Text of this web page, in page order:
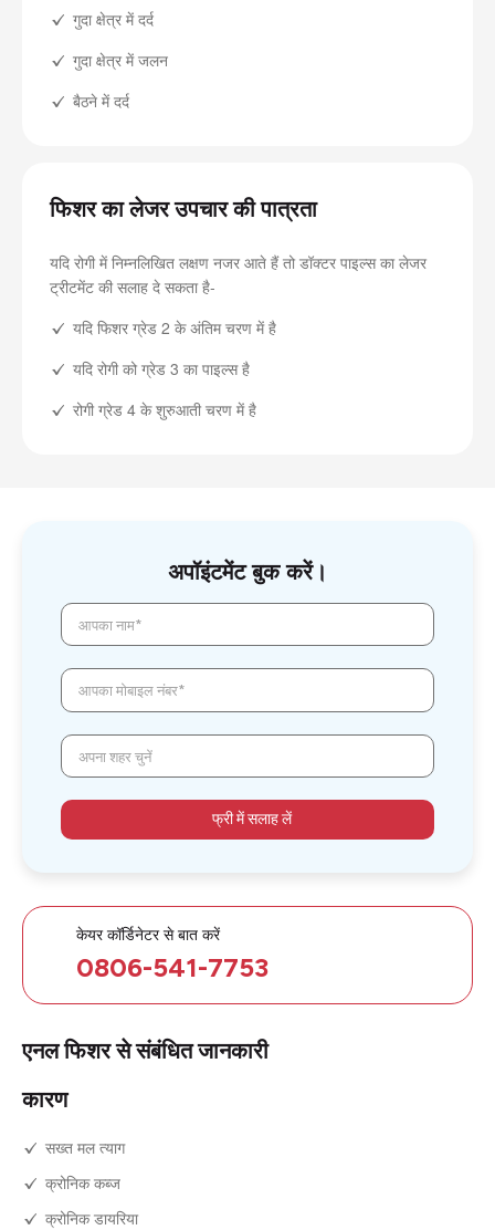
गुदा क्षेत्र में दर्द
गुदा क्षेत्र में जलन
बैठने में दर्द
फिशर का लेजर उपचार की पात्रता
यदि रोगी में निम्नलिखित लक्षण नजर आते हैं तो डॉक्टर पाइल्स का लेजर
ट्रीटमेंट की सलाह दे सकता है-
यदि फिशर ग्रेड 2 के अंतिम चरण में है
यदि रोगी को ग्रेड 3 का पाइल्स है
रोगी ग्रेड 4 के शुरुआती चरण में है
एनल फिशर से संबंधित जानकारी
कारण
सख्त मल त्याग
क्रोनिक कब्ज
क्रोनिक डायरिया
अपॉइंटमेंट बुक करें।
आपका नाम*
आपका मोबाइल नंबर*
अपना शहर चुनें
फ्री में सलाह लें
केयर कॉर्डिनेटर से बात करें
0806-541-7753